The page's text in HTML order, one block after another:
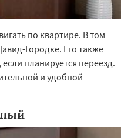
по квартире. В том
Городке. Его также
планируется переезд.
и удобной